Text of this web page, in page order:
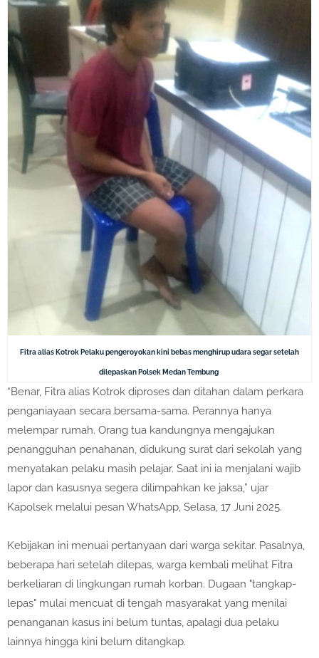
Fitra alias Kotrok Pelaku pengeroyokan kini bebas menghirup udara segar setelah
dilepaskan Polsek Medan Tembung
“Benar, Fitra alias Kotrok diproses dan ditahan dalam perkara
penganiayaan secara bersama-sama. Perannya hanya
melempar rumah. Orang tua kandungnya mengajukan
penangguhan penahanan, didukung surat dari sekolah yang
menyatakan pelaku masih pelajar. Saat ini ia menjalani wajib
lapor dan kasusnya segera dilimpahkan ke jaksa,” ujar
Kapolsek melalui pesan WhatsApp, Selasa, 17 Juni 2025.
Kebijakan ini menuai pertanyaan dari warga sekitar. Pasalnya,
beberapa hari setelah dilepas, warga kembali melihat Fitra
berkeliaran di lingkungan rumah korban. Dugaan "tangkap-
lepas" mulai mencuat di tengah masyarakat yang menilai
penanganan kasus ini belum tuntas, apalagi dua pelaku
lainnya hingga kini belum ditangkap.